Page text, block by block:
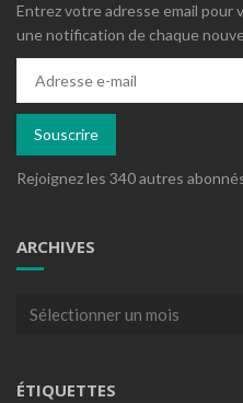
Entrez votre adresse email pour
une notification de chaque
mail
Souscrire
Rejoignez les 340 autres
ARCHIVES
Archives
ÉTIQUETTES